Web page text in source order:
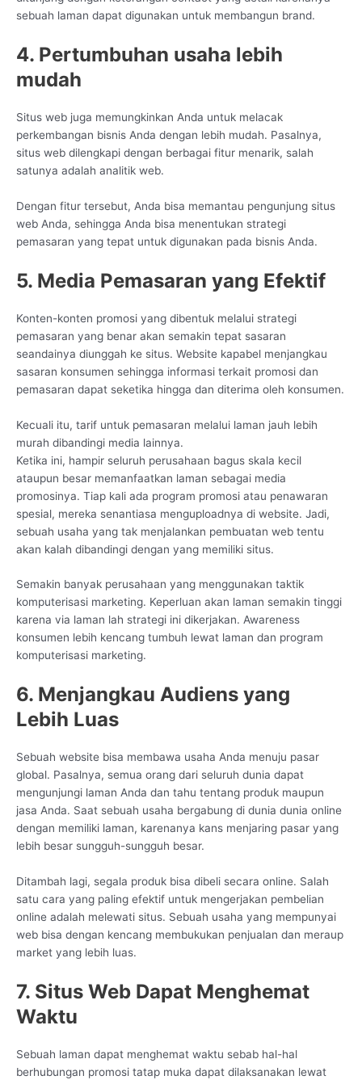
sebuah laman dapat digunakan untuk membangun brand.
4. Pertumbuhan usaha lebih
mudah
Situs web juga memungkinkan Anda untuk melacak
perkembangan bisnis Anda dengan lebih mudah. Pasalnya,
situs web dilengkapi dengan berbagai fitur menarik, salah
satunya adalah analitik web.
Dengan fitur tersebut, Anda bisa memantau pengunjung situs
web Anda, sehingga Anda bisa menentukan strategi
pemasaran yang tepat untuk digunakan pada bisnis Anda.
5. Media Pemasaran yang Efektif
Konten-konten promosi yang dibentuk melalui strategi
pemasaran yang benar akan semakin tepat sasaran
seandainya diunggah ke situs. Website kapabel menjangkau
sasaran konsumen sehingga informasi terkait promosi dan
pemasaran dapat seketika hingga dan diterima oleh konsumen.
Kecuali itu, tarif untuk pemasaran melalui laman jauh lebih
murah dibandingi media lainnya.
Ketika ini, hampir seluruh perusahaan bagus skala kecil
ataupun besar memanfaatkan laman sebagai media
promosinya. Tiap kali ada program promosi atau penawaran
spesial, mereka senantiasa menguploadnya di website. Jadi,
sebuah usaha yang tak menjalankan pembuatan web tentu
akan kalah dibandingi dengan yang memiliki situs.
Semakin banyak perusahaan yang menggunakan taktik
komputerisasi marketing. Keperluan akan laman semakin tinggi
karena via laman lah strategi ini dikerjakan. Awareness
konsumen lebih kencang tumbuh lewat laman dan program
komputerisasi marketing.
6. Menjangkau Audiens yang
Lebih Luas
Sebuah website bisa membawa usaha Anda menuju pasar
global. Pasalnya, semua orang dari seluruh dunia dapat
mengunjungi laman Anda dan tahu tentang produk maupun
jasa Anda. Saat sebuah usaha bergabung di dunia dunia online
dengan memiliki laman, karenanya kans menjaring pasar yang
lebih besar sungguh-sungguh besar.
Ditambah lagi, segala produk bisa dibeli secara online. Salah
satu cara yang paling efektif untuk mengerjakan pembelian
online adalah melewati situs. Sebuah usaha yang mempunyai
web bisa dengan kencang membukukan penjualan dan meraup
market yang lebih luas.
7. Situs Web Dapat Menghemat
Waktu
Sebuah laman dapat menghemat waktu sebab hal-hal
berhubungan promosi tatap muka dapat dilaksanakan lewat